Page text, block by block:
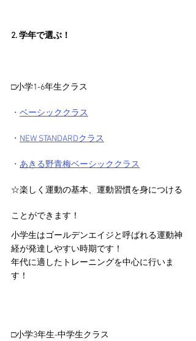
2. 学年で選ぶ！
□小学1-6年生クラス
・ ベーシッククラス
・ NEW STANDARDクラス
・ あきる野青梅ベーシッククラス
☆楽しく運動の基本、運動習慣を身につける
ことができます！
小学生はゴールデンエイジと呼ばれる運動神
経が発達しやすい時期です！
年代に適したトレーニングを中心に行いま
す！
□小学3年生-中学生クラス